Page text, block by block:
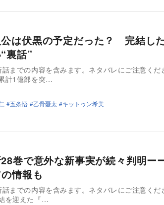
公は伏黒の予定だった？ 完結し
裏話”
話までの内容を含みます。ネタバレにご注意く
計1億部を突…
五条悟 乙骨憂太 キットゥン希美
28巻で意外な新事実が続々判明ー
情報も
までの内容を含みます。ネタバレにご注意く
を迎えた『…